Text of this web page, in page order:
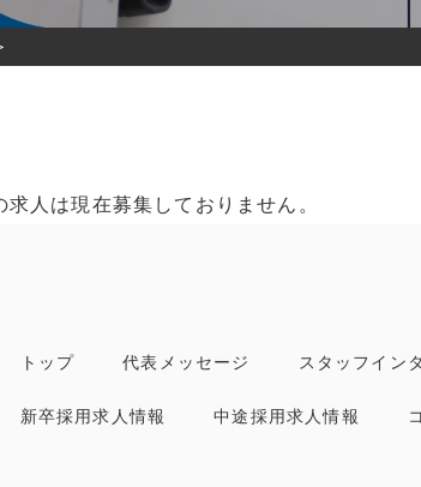
求人は現在募集しておりません。
トップ 代表メッセージ スタッフイン
新卒採用求人情報 中途採用求人情報